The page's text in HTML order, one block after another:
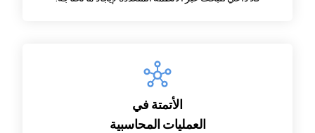
الأتمتة في
العمليات المحاسبية